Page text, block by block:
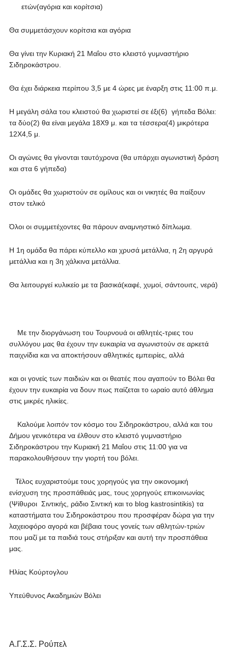
ετών(αγόρια και κορίτσια)
Θα συμμετάσχουν κορίτσια και αγόρια
Θα γίνει την Κυριακή 21 Μαΐου στο κλειστό γυμναστήριο
Σιδηροκάστρου.
Θα έχει διάρκεια περίπου 3,5 με 4 ώρες με έναρξη στις 11:00 π.μ.
Η μεγάλη σάλα του κλειστού θα χωριστεί σε έξι(6) γήπεδα Βόλει:
τα δύο(2) θα είναι μεγάλα 18Χ9 μ. και τα τέσσερα(4) μικρότερα
12Χ4,5 μ.
Οι αγώνες θα γίνονται ταυτόχρονα (θα υπάρχει αγωνιστική δράση
και στα 6 γήπεδα)
Οι ομάδες θα χωριστούν σε ομίλους και οι νικητές θα παίξουν
στον τελικό
Όλοι οι συμμετέχοντες θα πάρουν αναμνηστικό δίπλωμα.
Η 1η ομάδα θα πάρει κύπελλο και χρυσά μετάλλια, η 2η αργυρά
μετάλλια και η 3η χάλκινα μετάλλια.
Θα λειτουργεί κυλικείο με τα βασικά(καφέ, χυμοί, σάντουιτς, νερά)
Με την διοργάνωση του Τουρνουά οι αθλητές-τριες του
συλλόγου μας θα έχουν την ευκαιρία να αγωνιστούν σε αρκετά
παιχνίδια και να αποκτήσουν αθλητικές εμπειρίες, αλλά
και οι γονείς των παιδιών και οι θεατές που αγαπούν το Βόλει θα
έχουν την ευκαιρία να δουν πως παίζεται το ωραίο αυτό άθλημα
στις μικρές ηλικίες.
Καλούμε λοιπόν τον κόσμο του Σιδηροκάστρου, αλλά και του
Δήμου γενικότερα να έλθουν στο κλειστό γυμναστήριο
Σιδηροκάστρου την Κυριακή 21 Μαΐου στις 11:00 για να
παρακολουθήσουν την γιορτή του βόλει.
Τέλος ευχαριστούμε τους χορηγούς για την οικονομική
ενίσχυση της προσπάθειάς μας, τους χορηγούς επικοινωνίας
(Ψίθυροι Σιντικής, ράδιο Σιντική και το blog kastrosintikis) τα
καταστήματα του Σιδηροκάστρου που προσφέραν δώρα για την
λαχειοφόρο αγορά και βέβαια τους γονείς των αθλητών-τριών
που μαζί με τα παιδιά τους στήριξαν και αυτή την προσπάθεια
μας.
Ηλίας Κούρτογλου
Υπεύθυνος Ακαδημιών Βόλει
Α.Γ.Σ.Σ. Ρούπελ